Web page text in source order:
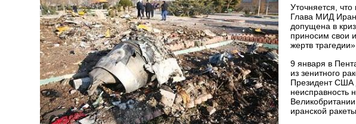
Уточняется,
Глава МИД
допущена в
приносим свои
жертв
9 января в
из зенитного
Президент США
неисправность
иранской